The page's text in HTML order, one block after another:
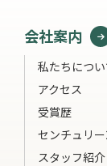
会社案内
私たちについ
アクセス
受賞歴
センチュリ
スタッフ紹介